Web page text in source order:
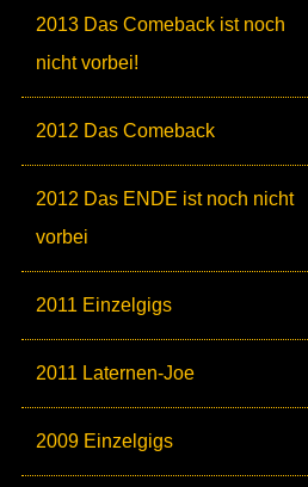
2013 Das Comeback ist noch
nicht vorbei!
2012 Das Comeback
2012 Das ENDE ist noch nicht
vorbei
2011 Einzelgigs
2011 Laternen-Joe
2009 Einzelgigs